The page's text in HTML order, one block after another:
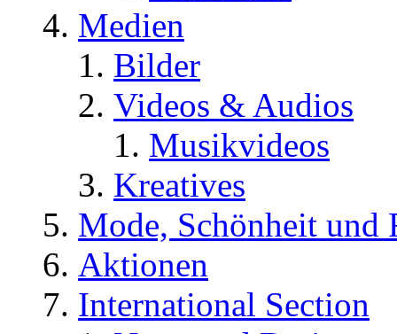
Medien
Bilder
Videos & Audios
Musikvideos
Kreatives
Mode, Schönheit und
Aktionen
International Section